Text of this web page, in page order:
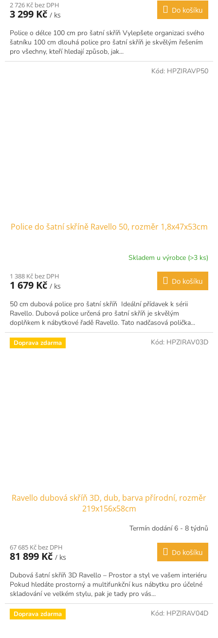
2 726 Kč bez DPH
3 299 Kč / ks
Do košíku
Police o délce 100 cm pro šatní skříň Vylepšete organizaci svého
šatníku 100 cm dlouhá police pro šatní skříň je skvělým řešením
pro všechny, kteří hledají způsob, jak...
Police do šatní skříně Ravello 50, rozměr 1,8x47x53cm
Skladem u výrobce (>3 ks)
1 388 Kč bez DPH
1 679 Kč / ks
Do košíku
50 cm dubová police pro šatní skříň Ideální přídavek k sérii
Ravello. Dubová police určená pro šatní skříň je skvělým
doplňkem k nábytkové řadě Ravello. Tato nadčasová polička...
Kód: HPZIRAVP50
Doprava zdarma
Ravello dubová skříň 3D, dub, barva přírodní, rozměr
219x156x58cm
Termín dodání 6 - 8 týdnů
67 685 Kč bez DPH
81 899 Kč / ks
Do košíku
Dubová šatní skříň 3D Ravello – Prostor a styl ve vašem interiéru
Pokud hledáte prostorný a multifunkční kus nábytku pro účelné
skladování ve velkém stylu, pak je tady pro vás...
Kód: HPZIRAV03D
Doprava zdarma Kód: HPZIRAV04D